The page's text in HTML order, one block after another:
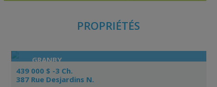
PROPRIÉTÉS
GRANBY
439 000 $ -3 Ch.
387 Rue Desjardins N.